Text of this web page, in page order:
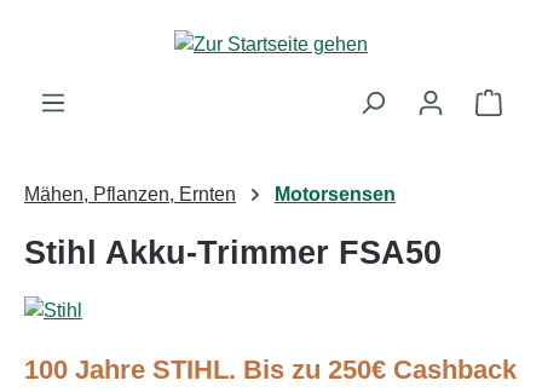
Zum Hauptinhalt springen
Mähen, Pflanzen, Ernten Motorsensen
Stihl Akku-Trimmer FSA50
100 Jahre STIHL. Bis zu 250€ Cashback